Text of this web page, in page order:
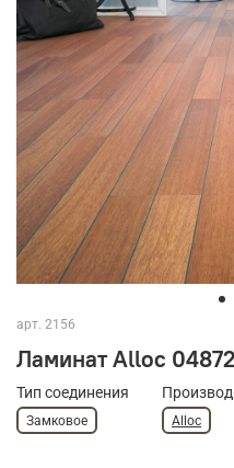
арт. 2156
Ламинат Alloc
Тип соединения
Замковое Alloc